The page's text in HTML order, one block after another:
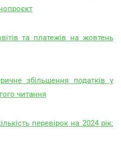
та платежів на жовтень
збільшення податків у
читання
перевірок на 2024 рік: